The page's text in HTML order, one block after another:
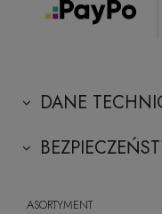
DANE
ASORTYMENT